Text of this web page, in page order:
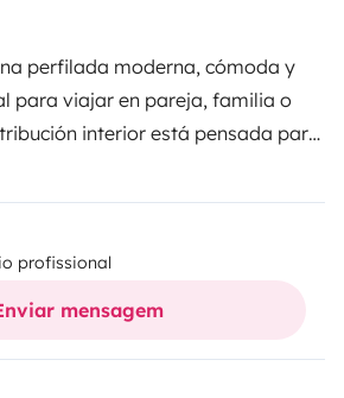
perfilada moderna, cómoda y
para viajar en pareja, familia o
interior está pensada para
el espacio, ofreciendo camas
en una gran cama
cama de techo eléctrica de dos
un amplio salón, cocina en L
frigorífico de gran capacidad y
durante el viaje. Su gran
profissional
mensagem